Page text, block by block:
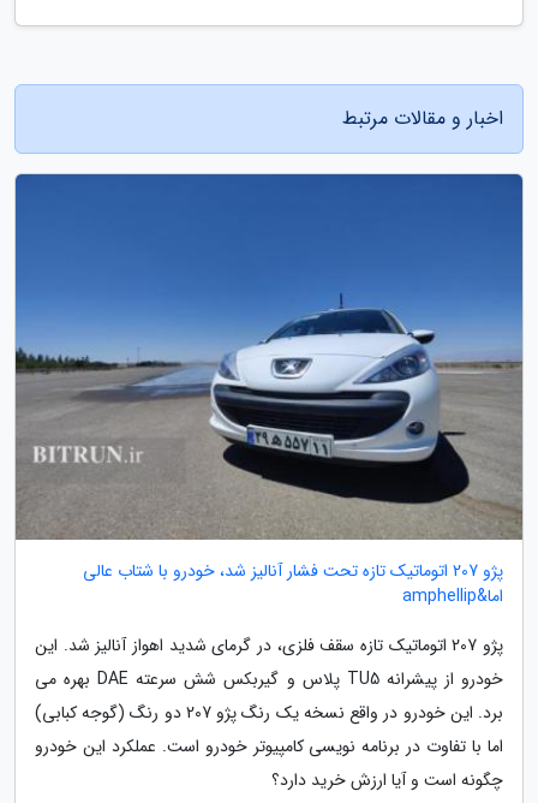
اخبار و مقالات مرتبط
پژو 207 اتوماتیک تازه تحت فشار آنالیز شد، خودرو با شتاب عالی
اما&amphellip
پژو 207 اتوماتیک تازه سقف فلزی، در گرمای شدید اهواز آنالیز شد. این
خودرو از پیشرانه TU5 پلاس و گیربکس شش سرعته DAE بهره می
برد. این خودرو در واقع نسخه یک رنگ پژو 207 دو رنگ (گوجه کبابی)
اما با تفاوت در برنامه نویسی کامپیوتر خودرو است. عملکرد این خودرو
چگونه است و آیا ارزش خرید دارد؟